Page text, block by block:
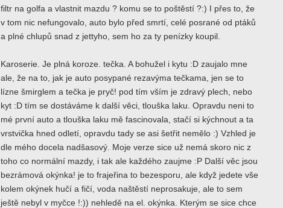
filtr na golfa a vlastnit mazdu ? komu se to poštěstí ?:) I přes to, že
v tom nic nefungovalo, auto bylo před smrtí, celé posrané od ptáků
a plné chlupů snad z jettyho, sem ho za ty penízky koupil.
Karoserie. Je plná koroze. tečka. A bohužel i kytu :D zaujalo mne
ale, že na to, jak je auto posypané rezavýma tečkama, jen se to
lízne šmirglem a tečka je pryč! pod tím vším je zdravý plech, nebo
kyt :D tím se dostáváme k další věci, tlouška laku. Opravdu neni to
mé první auto a tlouška laku mě fascinovala, stačí si kýchnout a ta
vrstvička hned odletí, opravdu tady se asi šetřit nemělo :) Vzhled je
dle mého docela nadšasový. Moje verze sice už nemá skoro nic z
toho co normální mazdy, i tak ale každého zaujme :P Další věc jsou
bezrámová okýnka! je to frajeřina to bezesporu, ale když jedete vše
kolem okýnek hučí a fičí, voda naštěstí neprosakuje, ale to sem
ještě nebyl v myčce !:)) nehledě na el. okýnka. Kterým se sice chce